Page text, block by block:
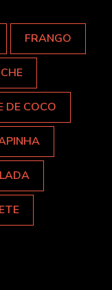
FRANGO
DE COCO